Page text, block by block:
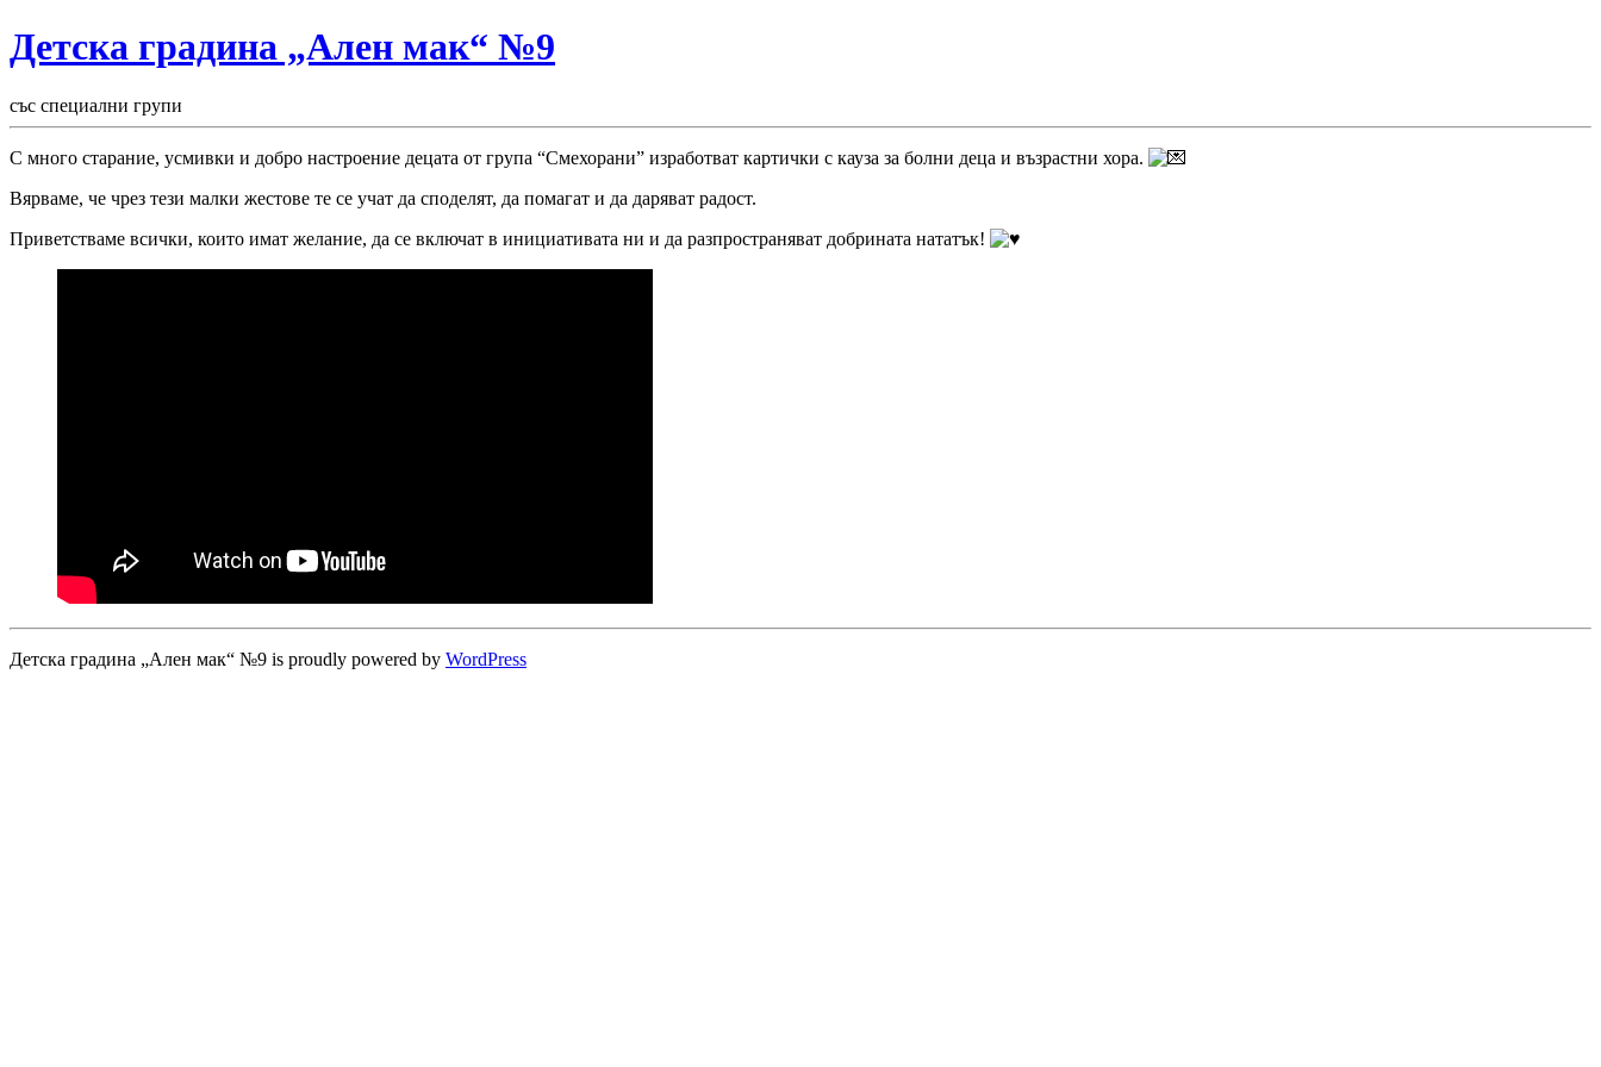
Детска градина „Ален мак“ №9
със специални групи
С много старание, усмивки и добро настроение децата от група “Смехорани” изработват картички с кауза за болни деца и възрастни хора.
Вярваме, че чрез тези малки жестове те се учат да споделят, да помагат и да даряват радост.
Приветстваме всички, които имат желание, да се включат в инициативата ни и да разпространяват добрината нататък!
Детска градина „Ален мак“ №9 is proudly powered by WordPress